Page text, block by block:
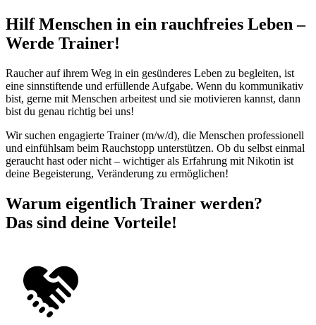
Hilf Menschen in ein rauchfreies Leben –
Werde Trainer!
Raucher auf ihrem Weg in ein gesünderes Leben zu begleiten, ist
eine sinnstiftende und erfüllende Aufgabe. Wenn du kommunikativ
bist, gerne mit Menschen arbeitest und sie motivieren kannst, dann
bist du genau richtig bei uns!
Wir suchen engagierte Trainer (m/w/d), die Menschen professionell
und einfühlsam beim Rauchstopp unterstützen. Ob du selbst einmal
geraucht hast oder nicht – wichtiger als Erfahrung mit Nikotin ist
deine Begeisterung, Veränderung zu ermöglichen!
Warum eigentlich Trainer werden?
Das sind deine Vorteile!